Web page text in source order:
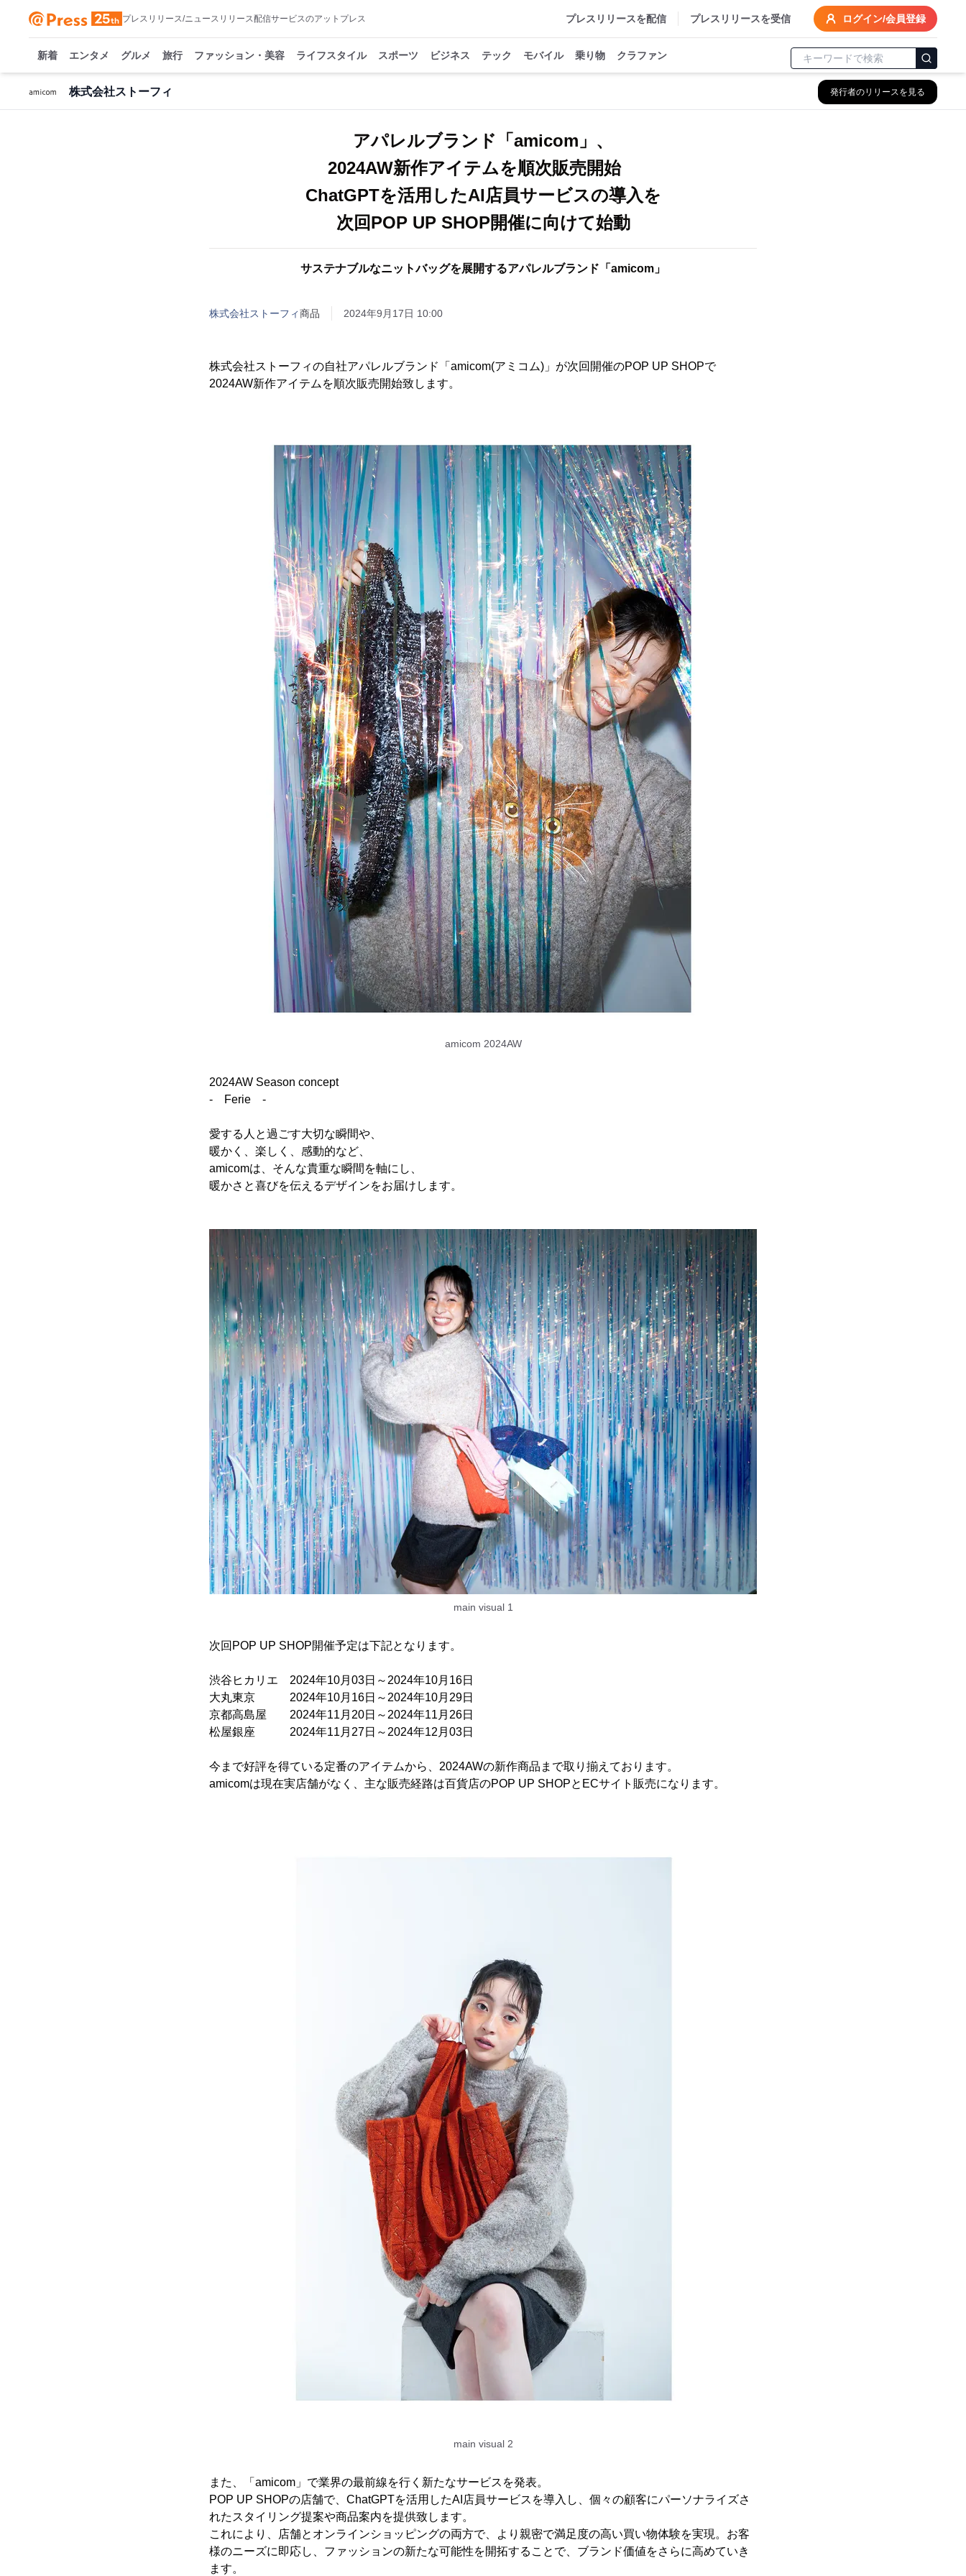
プレスリリース/ニュースリリース配信サービスのアットプレス プレスリリースを配信 プレスリリースを受信 ログイン/会員登録
新着 エンタメ グルメ 旅行 ファッション・美容 ライフスタイル スポーツ ビジネス テック モバイル 乗り物 クラファン
株式会社ストーフィ 発行者のリリースを見る
アパレルブランド「amicom」、
2024AW新作アイテムを順次販売開始
ChatGPTを活用したAI店員サービスの導入を
次回POP UP SHOP開催に向けて始動
サステナブルなニットバッグを展開するアパレルブランド「amicom」
株式会社ストーフィ商品 2024年9月17日 10:00
株式会社ストーフィの自社アパレルブランド「amicom(アミコム)」が次回開催のPOP UP SHOPで
2024AW新作アイテムを順次販売開始致します。
amicom 2024AW
2024AW Season concept
- Ferie -
愛する人と過ごす大切な瞬間や、
暖かく、楽しく、感動的など、
amicomは、そんな貴重な瞬間を軸にし、
暖かさと喜びを伝えるデザインをお届けします。
main visual 1
次回POP UP SHOP開催予定は下記となります。
渋谷ヒカリエ 2024年10月03日～2024年10月16日
大丸東京 2024年10月16日～2024年10月29日
京都高島屋 2024年11月20日～2024年11月26日
松屋銀座 2024年11月27日～2024年12月03日
今まで好評を得ている定番のアイテムから、2024AWの新作商品まで取り揃えております。
amicomは現在実店舗がなく、主な販売経路は百貨店のPOP UP SHOPとECサイト販売になります。
main visual 2
また、「amicom」で業界の最前線を行く新たなサービスを発表。
POP UP SHOPの店舗で、ChatGPTを活用したAI店員サービスを導入し、個々の顧客にパーソナライズさ
れたスタイリング提案や商品案内を提供致します。
これにより、店舗とオンラインショッピングの両方で、より親密で満足度の高い買い物体験を実現。お客
様のニーズに即応し、ファッションの新たな可能性を開拓することで、ブランド価値をさらに高めていき
ます。